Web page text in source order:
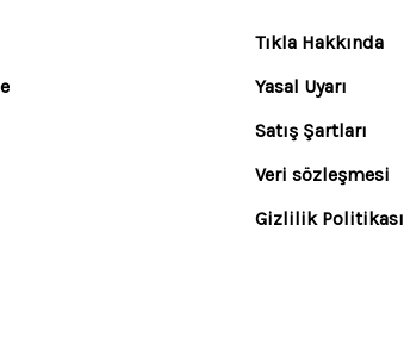
Tıkla Hakkında
Yasal Uyarı
Satış Şartları
Veri sözleşmesi
Gizlilik Politikası